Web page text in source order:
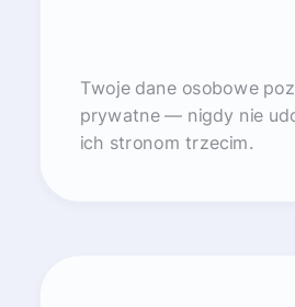
Twoje dane osobowe
prywatne — nigdy nie
ich stronom trzecim.